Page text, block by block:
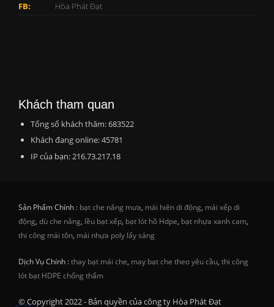
FB:
Hòa Phát Đạt
Khách tham quan
Tổng số khách thăm: 683522
Khách đang online: 45781
IP của bạn: 216.73.217.18
Sản Phẩm Chính : bạt che nắng mưa, mái hiên di động, mái xếp di
động, dù che nắng, lều bạt xếp, bạt lót hồ Hdpe, bạt nhựa xanh cam,
thi công mái tôn, mái nhựa poly lấy sáng
Dịch Vụ Chính :thay bạt mái che, may bạt che theo yêu cầu, thi công
lót bạt HDPE chống thấm
© Copyright 2022 - Bản quyền của công ty Hòa Phát Đạt